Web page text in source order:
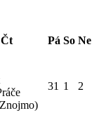
Čt Pá So Ne
31 1 2